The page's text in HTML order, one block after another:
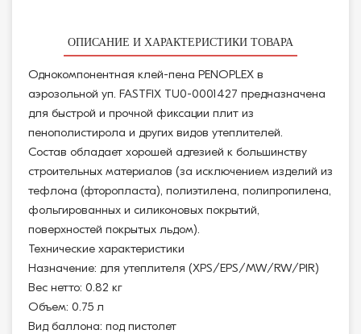
ОПИСАНИЕ И ХАРАКТЕРИСТИКИ ТОВАРА
Однокомпонентная клей-пена PENOPLEX в
аэрозольной уп. FASTFIX TU0-0001427 предназначена
для быстрой и прочной фиксации плит из
пенополистирола и других видов утеплителей.
Состав обладает хорошей адгезией к большинству
строительных материалов (за исключением изделий из
тефлона (фторопласта), полиэтилена, полипропилена,
фольгированных и силиконовых покрытий,
поверхностей покрытых льдом).
Технические характеристики
Назначение: для утеплителя (XPS/EPS/MW/RW/PIR)
Вес нетто: 0.82 кг
Объем: 0.75 л
Вид баллона: под пистолет